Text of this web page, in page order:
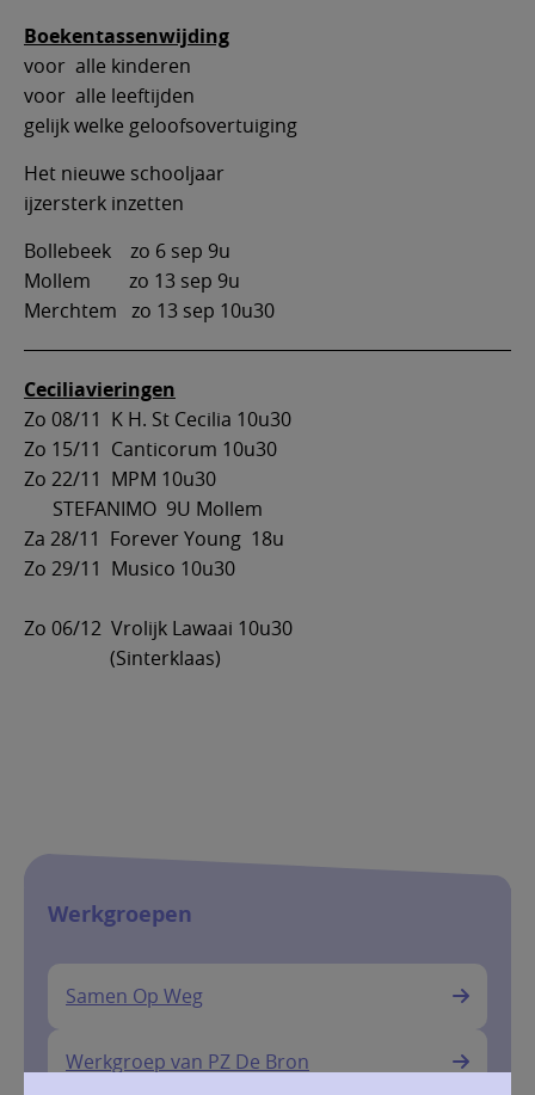
Boekentassenwijding
voor alle kinderen
voor alle leeftijden
gelijk welke geloofsovertuiging
Het nieuwe schooljaar
ijzersterk inzetten
Bollebeek zo 6 sep 9u
Mollem zo 13 sep 9u
Merchtem zo 13 sep 10u30
Ceciliavieringen
Zo 08/11 K H. St Cecilia 10u30
Zo 15/11 Canticorum 10u30
Zo 22/11 MPM 10u30
STEFANIMO 9U Mollem
Za 28/11 Forever Young 18u
Zo 29/11 Musico 10u30
Zo 06/12 Vrolijk Lawaai 10u30
(Sinterklaas)
Werkgroepen
Samen Op Weg
Werkgroep van PZ De Bron